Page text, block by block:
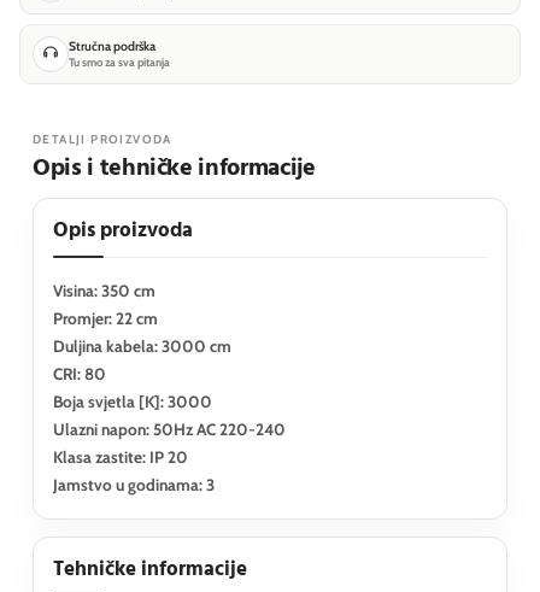
Stručna podrška
Tu smo za sva pitanja
DETALJI PROIZVODA
Opis i tehničke informacije
Opis proizvoda
Visina: 350 cm
Promjer: 22 cm
Duljina kabela: 3000 cm
CRI: 80
Boja svjetla [K]: 3000
Ulazni napon: 50Hz AC 220-240
Klasa zastite: IP 20
Jamstvo u godinama: 3
Tehničke informacije